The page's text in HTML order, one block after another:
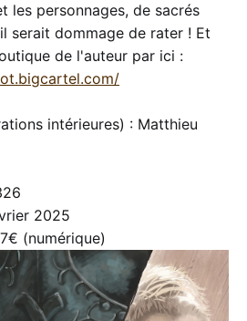
les personnages, de sacrés
serait dommage de rater ! Et
de l'auteur par ici :
intérieures) : Matthieu
2025
(numérique)